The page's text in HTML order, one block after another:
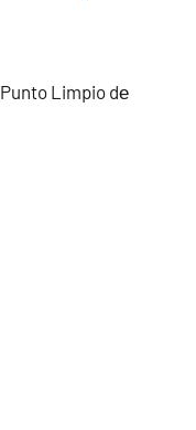
Limpio dе